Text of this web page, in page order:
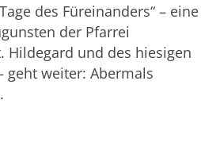
des Füreinanders“ – eine
der Pfarrei
Hildegard und des hiesigen
geht weiter: Abermals